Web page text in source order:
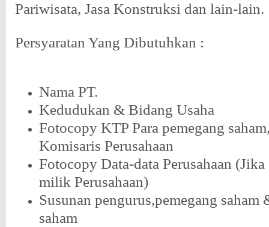
Pariwisata, Jasa Konstruksi dan lain-lain.
Persyaratan Yang Dibutuhkan :
Nama PT.
Kedudukan & Bidang Usaha
Fotocopy KTP Para pemegang
Komisaris Perusahaan
Fotocopy Data-data Perusahaan (Jika
milik Perusahaan)
Susunan pengurus,pemegang
saham